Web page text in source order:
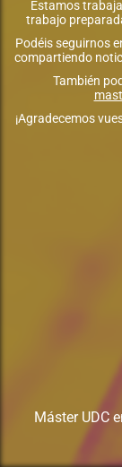
Estamos
trabajo
Podéis seguirnos
compartiendo
También
¡Agradecemos
Máster UDC